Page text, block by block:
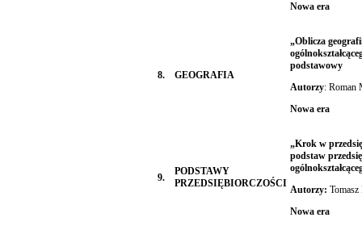
Nowa era
8. GEOGRAFIA
„Oblicza
podstawowy
Autorzy: Roman
Nowa era
9.
PODSTAWY
PRZEDSIĘBIORCZOŚCI
„Krok w
podstaw
Autorzy: Tomasz
Nowa era